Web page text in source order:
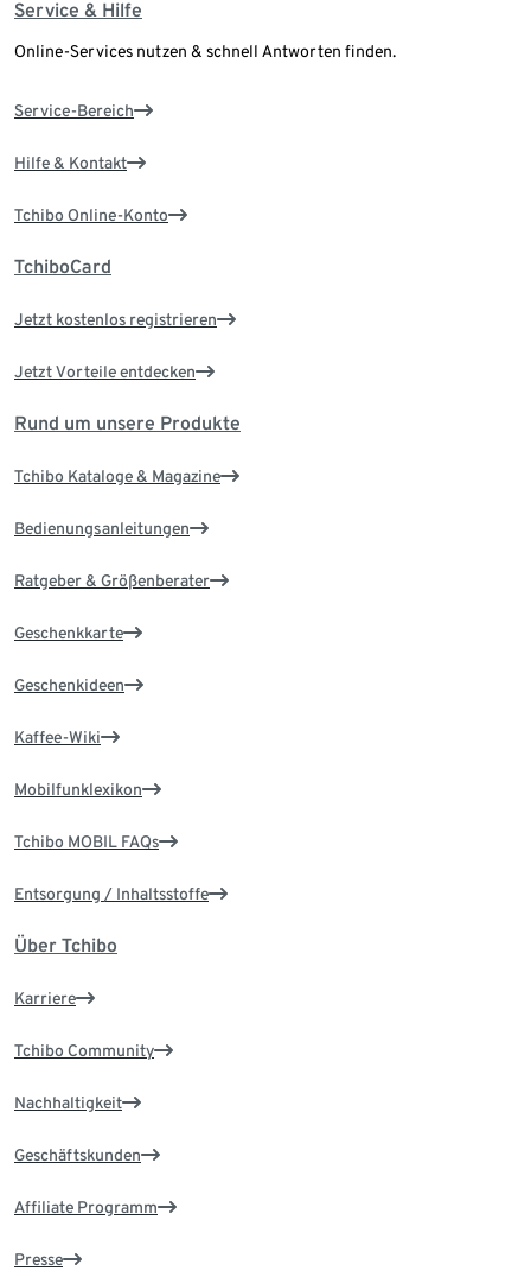
Service & Hilfe
Online-Services nutzen & schnell Antworten finden.
Service-Bereich
Hilfe & Kontakt
Tchibo Online-Konto
TchiboCard
Jetzt kostenlos registrieren
Jetzt Vorteile entdecken
Rund um unsere Produkte
Tchibo Kataloge & Magazine
Bedienungsanleitungen
Ratgeber & Größenberater
Geschenkkarte
Geschenkideen
Kaffee-Wiki
Mobilfunklexikon
Tchibo MOBIL FAQs
Entsorgung / Inhaltsstoffe
Über Tchibo
Karriere
Tchibo Community
Nachhaltigkeit
Geschäftskunden
Affiliate Programm
Presse